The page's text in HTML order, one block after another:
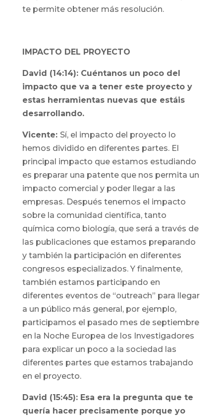
te permite obtener más resolución.
IMPACTO DEL PROYECTO
David (14:14): Cuéntanos un poco del
impacto que va a tener este proyecto y
estas herramientas nuevas que estáis
desarrollando.
Vicente: Sí, el impacto del proyecto lo
hemos dividido en diferentes partes. El
principal impacto que estamos estudiando
es preparar una patente que nos permita un
impacto comercial y poder llegar a las
empresas. Después tenemos el impacto
sobre la comunidad científica, tanto
química como biología, que será a través de
las publicaciones que estamos preparando
y también la participación en diferentes
congresos especializados. Y finalmente,
también estamos participando en
diferentes eventos de “outreach” para llegar
a un público más general, por ejemplo,
participamos el pasado mes de septiembre
en la Noche Europea de los Investigadores
para explicar un poco a la sociedad las
diferentes partes que estamos trabajando
en el proyecto.
David (15:45): Esa era la pregunta que te
quería hacer precisamente porque yo